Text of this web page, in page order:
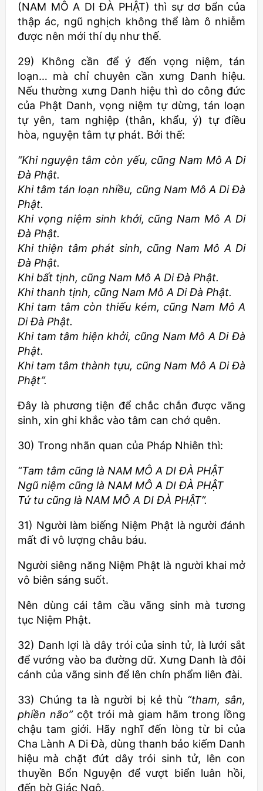
(NAM MÔ A DI ĐÀ PHẬT) thì sự dơ bẩn của
thập ác, ngũ nghịch không thể làm ô nhiễm
được nên mới thí dụ như thế.
29) Không cần để ý đến vọng niệm, tán
loạn… mà chỉ chuyên cần xưng Danh hiệu.
Nếu thường xưng Danh hiệu thì do công đức
của Phật Danh, vọng niệm tự dừng, tán loạn
tự yên, tam nghiệp (thân, khẩu, ý) tự điều
hòa, nguyện tâm tự phát. Bởi thế:
“Khi nguyện tâm còn yếu, cũng Nam Mô A Di
Đà Phật.
Khi tâm tán loạn nhiều, cũng Nam Mô A Di Đà
Phật.
Khi vọng niệm sinh khởi, cũng Nam Mô A Di
Đà Phật.
Khi thiện tâm phát sinh, cũng Nam Mô A Di
Đà Phật.
Khi bất tịnh, cũng Nam Mô A Di Đà Phật.
Khi thanh tịnh, cũng Nam Mô A Di Đà Phật.
Khi tam tâm còn thiếu kém, cũng Nam Mô A
Di Đà Phật.
Khi tam tâm hiện khởi, cũng Nam Mô A Di Đà
Phật.
Khi tam tâm thành tựu, cũng Nam Mô A Di Đà
Phật”.
Đây là phương tiện để chắc chắn được vãng
sinh, xin ghi khắc vào tâm can chớ quên.
30) Trong nhãn quan của Pháp Nhiên thì:
“Tam tâm cũng là NAM MÔ A DI ĐÀ PHẬT
Ngũ niệm cũng là NAM MÔ A DI ĐÀ PHẬT
Tứ tu cũng là NAM MÔ A DI ĐÀ PHẬT”.
31) Người làm biếng Niệm Phật là người đánh
mất đi vô lượng châu báu.
Người siêng năng Niệm Phật là người khai mở
vô biên sáng suốt.
Nên dùng cái tâm cầu vãng sinh mà tương
tục Niệm Phật.
32) Danh lợi là dây trói của sinh tử, là lưới sắt
để vướng vào ba đường dữ. Xưng Danh là đôi
cánh của vãng sinh để lên chín phẩm liên đài.
33) Chúng ta là người bị kẻ thù “tham, sân,
phiền não”cột trói mà giam hãm trong lồng
chậu tam giới. Hãy nghĩ đến lòng từ bi của
Cha Lành A Di Đà, dùng thanh bảo kiếm Danh
hiệu mà chặt đứt dây trói sinh tử, lên con
thuyền Bổn Nguyện để vượt biển luân hồi,
đến bờ Giác Ngộ.